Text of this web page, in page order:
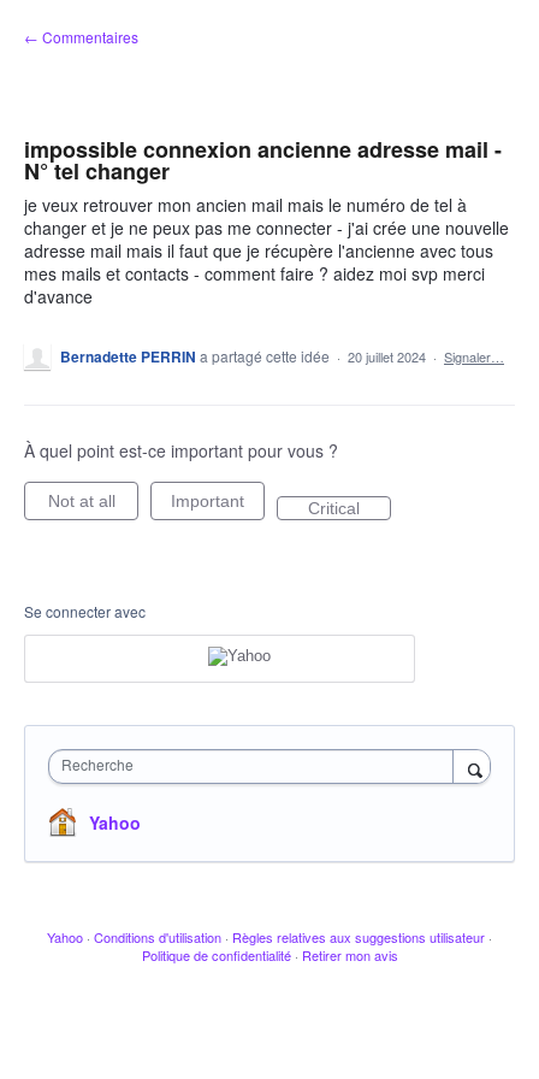
Aller
au
← Commentaires
impossible connexion ancienne adresse mail -
N° tel changer
je veux retrouver mon ancien mail mais le numéro de tel à
changer et je ne peux pas me connecter - j'ai crée une nouvelle
adresse mail mais il faut que je récupère l'ancienne avec tous
mes mails et contacts - comment faire ? aidez moi svp merci
d'avance
Bernadette PERRIN a partagé cette idée · 20 juillet 2024 · Signaler…
À quel point est-ce important pour vous ?
Not at all Important Critical
Se connecter avec
Recherche
Yahoo
Yahoo · Conditions d'utilisation · Règles relatives aux suggestions utilisateur ·
Politique de confidentialité · Retirer mon avis